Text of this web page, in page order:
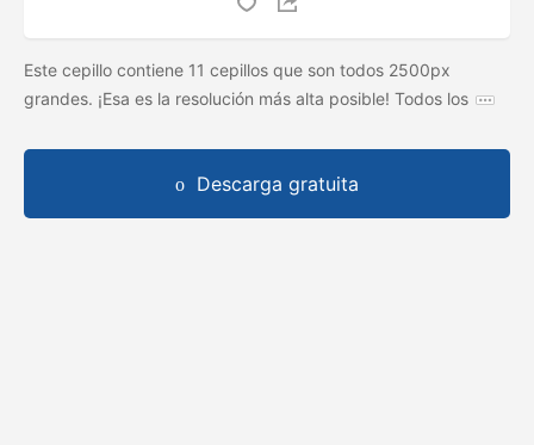
Este cepillo contiene 11 cepillos que son todos 2500px
grandes. ¡Esa es la resolución más alta posible! Todos los
Descarga gratuita